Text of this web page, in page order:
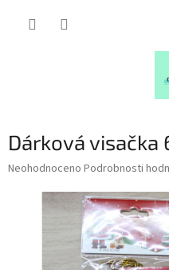
Dárková visačka
Průměrné
Neohodnoceno Podrobnosti